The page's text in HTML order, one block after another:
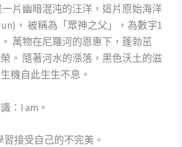
一片幽暗混沌的汪洋，這片原始海洋
， 被稱為「眾神之父」，為數字1
萬物在尼羅河的恩惠下，蓬勃茁
。 隨著河水的漲落，黑色沃土的滋
機自此生生不息。
：I am。
習接受自己的不完美。